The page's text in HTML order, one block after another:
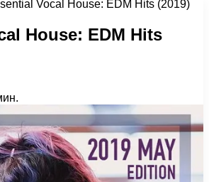
Vocal House: EDM Hits (2019)
House: EDM Hits